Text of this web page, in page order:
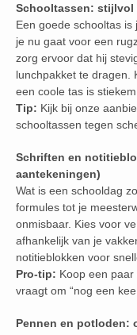
Schooltassen: stijlvol
Een goede schooltas
je nu gaat voor een
zorg ervoor dat hij
lunchpakket te dragen.
een coole tas is
Tip: Kijk bij onze
schooltassen tegen
Schriften en
aantekeningen)
Wat is een schooldag
formules tot je
onmisbaar. Kies voor
afhankelijk van je
notitieblokken voor
Pro-tip: Koop een
vraagt om “nog een
Pennen en potloden: